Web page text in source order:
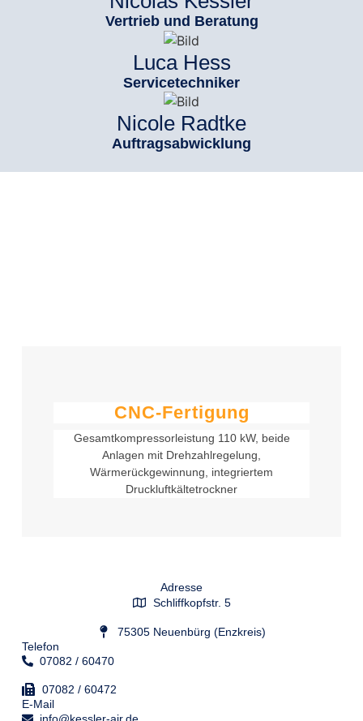
Vertrieb und Beratung
Luca Hess
Servicetechniker
Nicole Radtke
Auftragsabwicklung
CNC-Fertigung
Gesamtkompressorleistung 110 kW, beide
Anlagen mit Drehzahlregelung,
Wärmerückgewinnung, integriertem
Druckluftkältetrockner
Adresse
Schliffkopfstr. 5
75305 Neuenbürg (Enzkreis)
Telefon
07082 / 60470
07082 / 60472
E-Mail